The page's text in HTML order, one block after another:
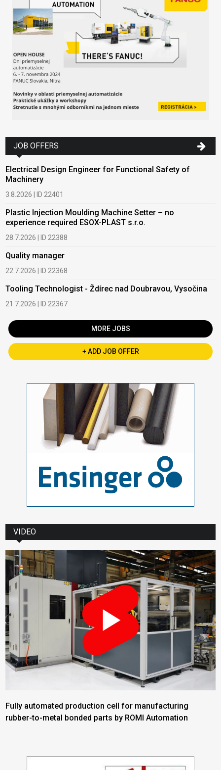
JOB OFFERS
Electrical Design Engineer for Functional Safety of
Machinery
3.8.2026 | ID 22401
Plastic Injection Moulding Machine Setter – no
experience required ESOX-PLAST s.r.o.
28.7.2026 | ID 22388
Quality manager
22.7.2026 | ID 22368
Tooling Technologist - Ždírec nad Doubravou, Vysočina
21.7.2026 | ID 22367
MORE JOBS
+ ADD JOB OFFER
VIDEO
Fully automated production cell for manufacturing
rubber-to-metal bonded parts by ROMI Automation